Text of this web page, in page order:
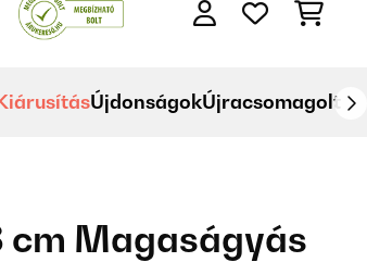
ÚjdonságokÚjracsomagolt
cm Magaságyás